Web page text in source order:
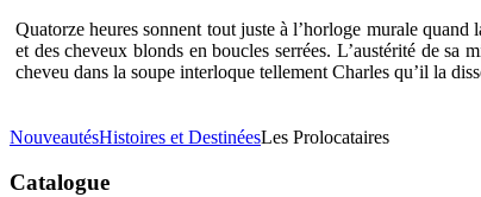
Quatorze heures sonnent tout juste à l’horloge murale
et des cheveux blonds en boucles serrées. L’austérité de sa
cheveu dans la soupe interloque tellement Charles qu’il la
NouveautésHistoires et DestinéesLes Prolocataires
Catalogue